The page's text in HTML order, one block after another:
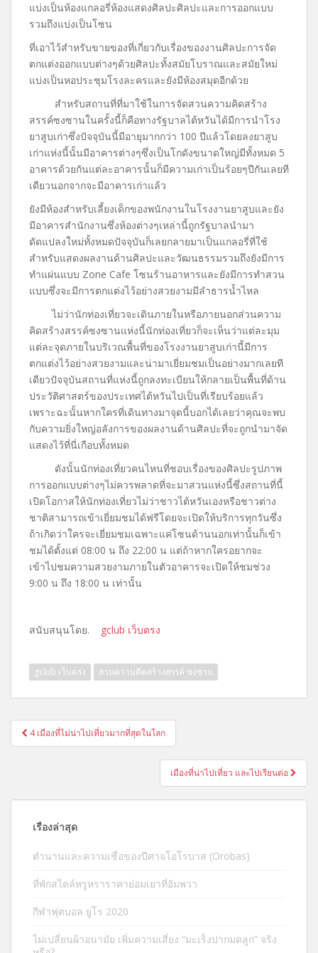
แบ่งเป็นห้องแกลอรี่ห้องแสดงศิลปะศิลปะและการออกแบบ
รวมถึงแบ่งเป็นโซน
ที่เอาไว้สำหรับขายของที่เกี่ยวกับเรื่องของงานศิลปะการจัด
ตกแต่งออกแบบต่างๆด้วยศิลปะทั้งสมัยโบราณและสมัยใหม่
แบ่งเป็นหอประชุมโรงละครและยังมีห้องสมุดอีกด้วย
สำหรับสถานที่ที่มาใช้ในการจัดสวนความคิดสร้าง
สรรค์ซงซานในครั้งนี้ก็คือทางรัฐบาลไต้หวันได้มีการนำโรง
ยาสูบเก่าซึ่งปัจจุบันนี้มีอายุมากกว่า 100 ปีแล้วโดยลงยาสูบ
เก่าแห่งนี้นั้นมีอาคารต่างๆซึ่งเป็นโกดังขนาดใหญ่มีทั้งหมด 5
อาคารด้วยกันแต่ละอาคารนั้นก็มีความเก่าเป็นร้อยๆปีกันเลยที
เดียวนอกจากจะมีอาคารเก่าแล้ว
ยังมีห้องสำหรับเลี้ยงเด็กของพนักงานในโรงงานยาสูบและยัง
มีอาคารสำนักงานซึ่งห้องต่างๆเหล่านี้ถูกรัฐบาลนำมา
ดัดแปลงใหม่ทั้งหมดปัจจุบันก็เลยกลายมาเป็นแกลอรี่ที่ใช้
สำหรับแสดงผลงานด้านศิลปะและวัฒนธรรมรวมถึงยังมีการ
ทำแผ่นแบบ Zone Cafe โซนร้านอาหารและยังมีการทำสวน
แบบซึ่งจะมีการตกแต่งไว้อย่างสวยงามมีลำธารน้ำไหล
ไม่ว่านักท่องเที่ยวจะเดินภายในหรือภายนอกส่วนความ
คิดสร้างสรรค์ซงซานแห่งนี้นักท่องเที่ยวก็จะเห็นว่าแต่ละมุม
แต่ละจุดภายในบริเวณพื้นที่ของโรงงานยาสูบเก่านี้มีการ
ตกแต่งไว้อย่างสวยงามและน่ามาเยี่ยมชมเป็นอย่างมากเลยที
เดียวปัจจุบันสถานที่แห่งนี้ถูกลงทะเบียนให้กลายเป็นพื้นที่ด้าน
ประวัติศาสตร์ของประเทศไต้หวันไปเป็นที่เรียบร้อยแล้ว
เพราะฉะนั้นหากใครที่เดินทางมาจุดนี้บอกได้เลยว่าคุณจะพบ
กับความยิ่งใหญ่อลังการของผลงานด้านศิลปะที่จะถูกนำมาจัด
แสดงไว้ที่นี่เกือบทั้งหมด
ดังนั้นนักท่องเที่ยวคนไหนที่ชอบเรื่องของศิลปะรูปภาพ
การออกแบบต่างๆไม่ควรพลาดที่จะมาสวนแห่งนี้ซึ่งสถานที่นี้
เปิดโอกาสให้นักท่องเที่ยวไม่ว่าชาวไต้หวันเองหรือชาวต่าง
ชาติสามารถเข้าเยี่ยมชมได้ฟรีโดยจะเปิดให้บริการทุกวันซึ่ง
ถ้าเกิดว่าใครจะเยี่ยมชมเฉพาะแค่โซนด้านนอกเท่านั้นก็เข้า
ชมได้ตั้งแต่ 08:00 น ถึง 22:00 น แต่ถ้าหากใครอยากจะ
เข้าไปชมความสวยงามภายในตัวอาคารจะเปิดให้ชมช่วง
9:00 น ถึง 18:00 น เท่านั้น
สนับสนุนโดย. gclub เว็บตรง
gclub เว็บตรง สวนความคิดสร้างสรรค์ ซงซาน
แนะแนว
เรื่อง
4 เมืองที่ไม่น่าไปเที่ยวมากที่สุดในโลก
เมืองที่น่าไปเที่ยว และไปเรียนต่อ
เรื่องล่าสุด
ตำนานและความเชื่อของปีศาจโอโรบาส (Orobas)
ที่พักสไตล์หรูหราราคาย่อมเยาที่อัมพวา
กีฬาฟุตบอล ยูโร 2020
ไม่เปลี่ยนผ้าอนามัย เพิ่มความเสี่ยง “มะเร็งปากมดลูก” จริง